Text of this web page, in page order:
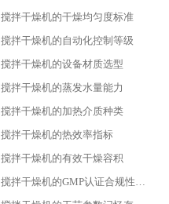
搅拌干燥机的干燥均匀度标准
搅拌干燥机的自动化控制等级
搅拌干燥机的设备材质选型
搅拌干燥机的蒸发水量能力
搅拌干燥机的加热介质种类
搅拌干燥机的热效率指标
搅拌干燥机的有效干燥容积
搅拌干燥机的GMP认证合规性设计